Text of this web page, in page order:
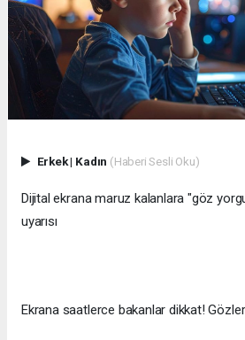
Erkek| Kadın (Haberi Sesli Oku)
Dijital ekrana maruz kalanlara "göz
uyarısı
Ekrana saatlerce bakanlar dikkat!